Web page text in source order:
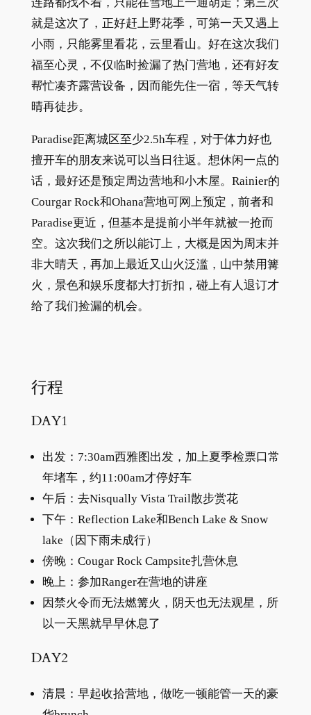
连路都找不着，只能在雪地上一通胡走；第三次
就是这次了，正好赶上野花季，可第一天又遇上
小雨，只能雾里看花，云里看山。好在这次我们
福至心灵，不仅临时捡漏了热门营地，还有好友
帮忙凑齐露营设备，因而能先住一宿，等天气转
晴再徒步。
Paradise距离城区至少2.5h车程，对于体力好也
擅开车的朋友来说可以当日往返。想休闲一点的
话，最好还是预定周边营地和小木屋。Rainier的
Courgar Rock和Ohana营地可网上预定，前者和
Paradise更近，但基本是提前小半年就被一抢而
空。这次我们之所以能订上，大概是因为周末并
非大晴天，再加上最近又山火泛滥，山中禁用篝
火，景色和娱乐度都大打折扣，碰上有人退订才
给了我们捡漏的机会。
行程
DAY1
出发：7:30am西雅图出发，加上夏季检票口常
年堵车，约11:00am才停好车
午后：去Nisqually Vista Trail散步赏花
下午：Reflection Lake和Bench Lake & Snow
lake（因下雨未成行）
傍晚：Cougar Rock Campsite扎营休息
晚上：参加Ranger在营地的讲座
因禁火令而无法燃篝火，阴天也无法观星，所
以一天黑就早早休息了
DAY2
清晨：早起收拾营地，做吃一顿能管一天的豪